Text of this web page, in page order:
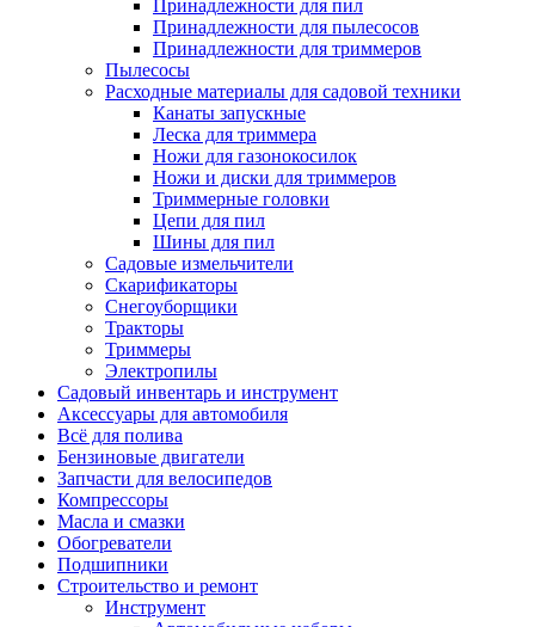
Принадлежности для пил
Принадлежности для пылесосов
Принадлежности для триммеров
Пылесосы
Расходные материалы для садовой техники
Канаты запускные
Леска для триммера
Ножи для газонокосилок
Ножи и диски для триммеров
Триммерные головки
Цепи для пил
Шины для пил
Садовые измельчители
Скарификаторы
Снегоуборщики
Тракторы
Триммеры
Электропилы
Садовый инвентарь и инструмент
Аксессуары для автомобиля
Всё для полива
Бензиновые двигатели
Запчасти для велосипедов
Компрессоры
Масла и смазки
Обогреватели
Подшипники
Строительство и ремонт
Инструмент